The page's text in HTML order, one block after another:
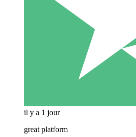
il y a 1 jour
great platform